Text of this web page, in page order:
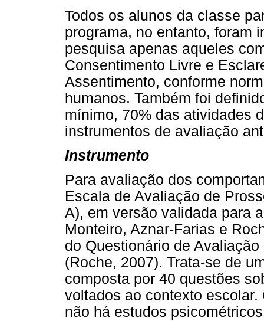
Todos os alunos da classe
programa, no entanto, foram
pesquisa apenas aqueles
Consentimento Livre e
Assentimento, conforme
humanos. Também foi
mínimo, 70% das atividades
instrumentos de avaliação
Instrumento
Para avaliação dos
Escala de Avaliação de
A), em versão validada para
Monteiro, Aznar-Farias e
do Questionário de
(Roche, 2007). Trata-se de
composta por 40 questões
voltados ao contexto
não há estudos